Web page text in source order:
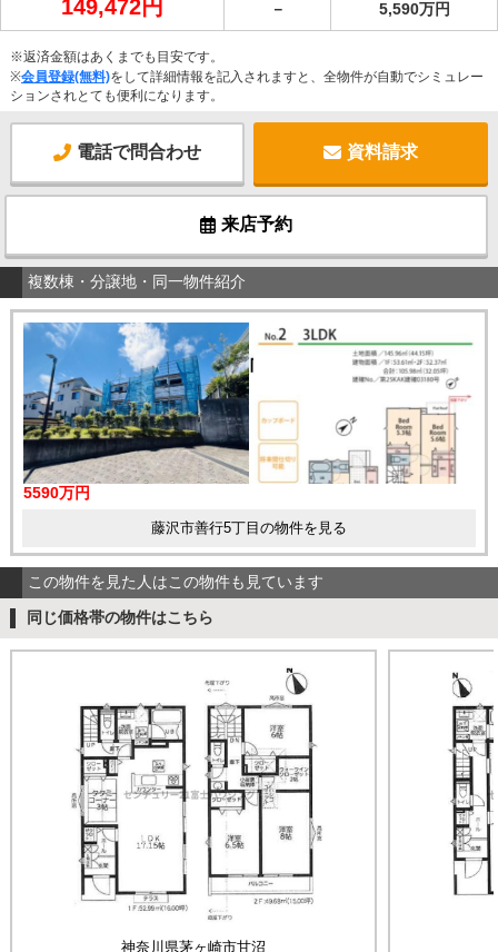
149,472円 － 5,590万円
※返済金額はあくまでも目安です。
※会員登録(無料)をして詳細情報を記入されますと、全物件が自動でシミュレー
ションされとても便利になります。
電話で問合わせ 資料請求
来店予約
複数棟・分譲地・同一物件紹介
5590万円
藤沢市善行5丁目の物件を見る
この物件を見た人はこの物件も見ています
同じ価格帯の物件はこちら
神奈川県茅ヶ崎市甘沼